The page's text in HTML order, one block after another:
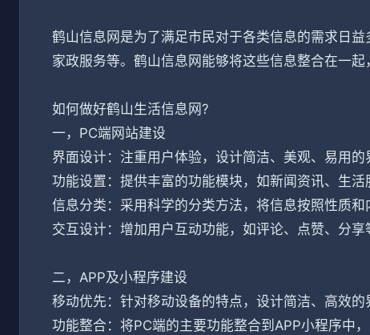
鹤山信息网是为了满足市民对于各类信息的需求日
家政服务等。鹤山信息网能够将这些信息整合在一
如何做好鹤山生活信息网?
一，PC端网站建设
界面设计：注重用户体验，设计简洁、美观、易用的
功能设置：提供丰富的功能模块，如新闻资讯、生
信息分类：采用科学的分类方法，将信息按照性质
交互设计：增加用户互动功能，如评论、点赞、分享
二，APP及小程序建设
移动优先：针对移动设备的特点，设计简洁、高效的
功能整合：将PC端的主要功能整合到APP小程序中